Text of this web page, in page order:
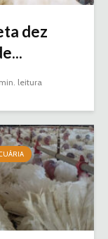
dez
leitura